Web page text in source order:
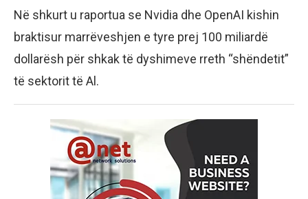
Në shkurt u raportua se Nvidia dhe OpenAI kishin
braktisur marrëveshjen e tyre prej 100 miliardë
dollarësh për shkak të dyshimeve rreth “shëndetit”
të sektorit të Al.